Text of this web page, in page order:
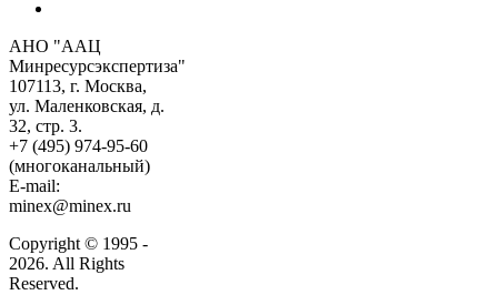
АНО "ААЦ
Минресурсэкспертиза"
107113, г. Москва,
ул. Маленковская, д.
32, стр. 3.
+7 (495) 974-95-60
(многоканальный)
E-mail:
minex@minex.ru
Copyright © 1995 -
2026. All Rights
Reserved.